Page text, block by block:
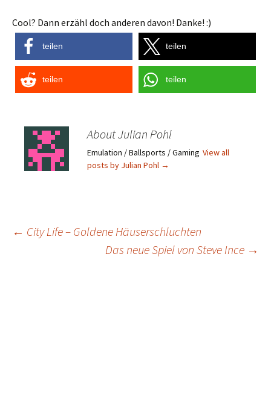
Cool? Dann erzähl doch anderen davon! Danke! :)
teilen teilen
teilen teilen
About Julian Pohl
Emulation / Ballsports / Gaming View all
posts by Julian Pohl →
Post
← City Life – Goldene Häuserschluchten
Das neue Spiel von Steve Ince →